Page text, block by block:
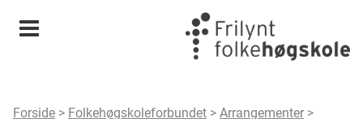
Meny
Forside > Folkehøgskoleforbundet >Arrangementer >